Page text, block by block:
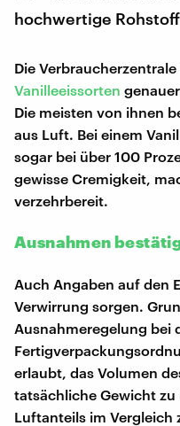
hochwertige
Die
Vanilleeissorten
Die meisten von ihnen
aus Luft. Bei einem
sogar bei über 100
gewisse Cremigkeit,
verzehrbereit.
Ausnahmen
Auch Angaben auf den
Verwirrung sorgen.
Ausnahmeregelung bei
erlaubt, das Volumen
tatsächliche Gewicht zu
Luftanteils im Vergleich